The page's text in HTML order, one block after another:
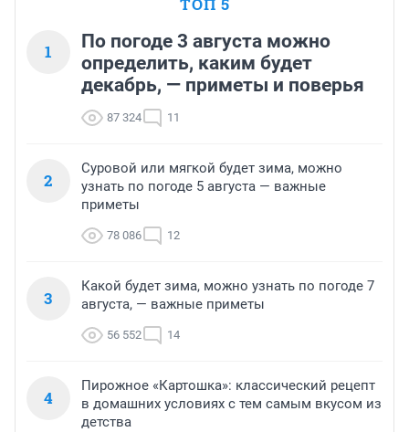
1
По погоде 3 августа можно
определить, каким будет
декабрь, — приметы и поверья
87 324 11
2
Суровой или мягкой будет зима, можно
узнать по погоде 5 августа — важные
приметы
78 086 12
3
Какой будет зима, можно узнать по погоде 7
августа, — важные приметы
56 552 14
4
Пирожное «Картошка»: классический рецепт
в домашних условиях с тем самым вкусом из
детства